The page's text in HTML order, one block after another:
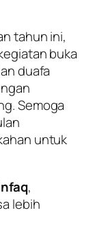
tahun ini,
buka
duafa
Semoga
untuk
,
lebih